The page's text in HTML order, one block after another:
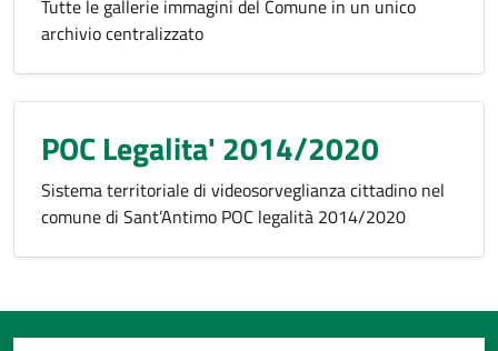
Tutte le gallerie immagini del Comune in un unico
archivio centralizzato
POC Legalita' 2014/2020
Sistema territoriale di videosorveglianza cittadino nel
comune di Sant’Antimo POC legalità 2014/2020